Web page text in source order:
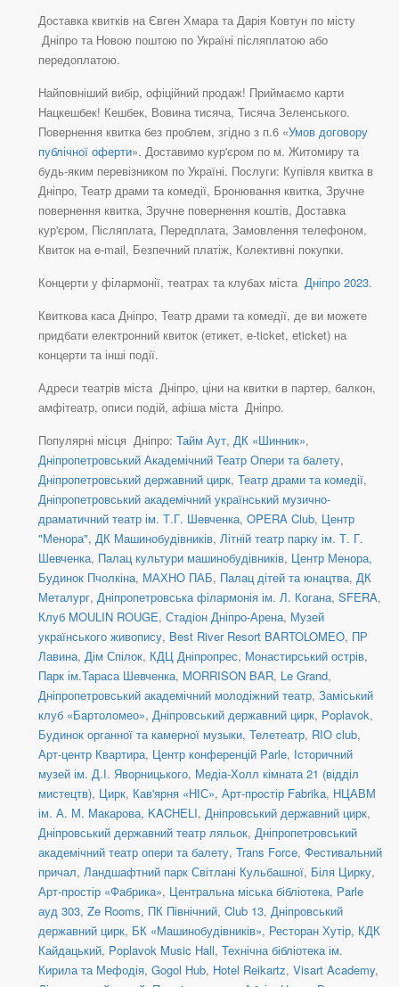
Доставка квитків на Євген Хмара та Дарія Ковтун по місту
Дніпро та Новою поштою по Україні післяплатою або
передоплатою.
Найповніший вибір, офіційний продаж! Приймаємо карти
Нацкешбек! Кешбек, Вовина тисяча, Тисяча Зеленського.
Повернення квитка без проблем, згідно з п.6 «Умов договору
публічної оферти». Доставимо кур'єром по м. Житомиру та
будь-яким перевізником по Україні. Послуги: Купівля квитка в
Дніпро, Театр драми та комедії, Бронювання квитка, Зручне
повернення квитка, Зручне повернення коштів, Доставка
кур'єром, Післяплата, Передплата, Замовлення телефоном,
Квиток на e-mail, Безпечний платіж, Колективні покупки.
Концерти у філармонії, театрах та клубах міста Дніпро 2023.
Квиткова каса Дніпро, Театр драми та комедії, де ви можете
придбати електронний квиток (етикет, e-ticket, eticket) на
концерти та інші події.
Адреси театрів міста Дніпро, ціни на квитки в партер, балкон,
амфітеатр, описи подій, афіша міста Дніпро.
Популярні місця Дніпро: Тайм Аут, ДК «Шинник»,
Дніпропетровський Академічний Театр Опери та балету,
Дніпропетровський державний цирк, Театр драми та комедії,
Дніпропетровський академічний український музично-
драматичний театр ім. Т.Г. Шевченка, OPERA Club, Центр
"Менора", ДК Машинобудівників, Літній театр парку ім. Т. Г.
Шевченка, Палац культури машинобудівників, Центр Менора,
Будинок Пчолкіна, МАХНО ПАБ, Палац дітей та юнацтва, ДК
Металург, Дніпропетровська філармонія ім. Л. Когана, SFERA,
Клуб MOULIN ROUGE, Стадіон Дніпро-Арена, Музей
українського живопису, Best River Resort BARTOLOMEO, ПР
Лавина, Дім Спілок, КДЦ Дніпропрес, Монастирський острів,
Парк ім.Тараса Шевченка, MORRISON BAR, Le Grand,
Дніпропетровський академічний молодіжний театр, Заміський
клуб «Бартоломео», Дніпровський державний цирк, Poplavok,
Будинок органної та камерної музыки, Телетеатр, RIO club,
Арт-центр Квартира, Центр конференцій Parle, Історичний
музей ім. Д.І. Яворницького, Медіа-Холл кімната 21 (відділ
мистецтв), Цирк, Кав'ярня «НІС», Арт-простір Fabrika, НЦАВМ
ім. А. М. Макарова, KACHELI, Дніпровський державний цирк,
Дніпровський державний театр ляльок, Дніпропетровський
академічний театр опери та балету, Trans Force, Фестивальний
причал, Ландшафтний парк Світлані Кульбашної, Біля Цирку,
Арт-простір «Фабрика», Центральна міська бібліотека, Parle
ауд 303, Ze Rooms, ПК Північний, Club 13, Дніпровський
державний цирк, БК «Машинобудівників», Ресторан Хутір, КДК
Кайдацький, Poplavok Music Hall, Технічна бібліотека ім.
Кирила та Мефодія, Gogol Hub, Hotel Reikartz, Visart Academy,